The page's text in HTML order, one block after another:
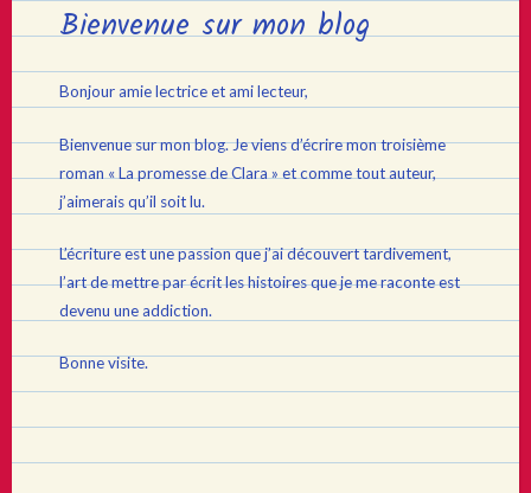
Bienvenue sur mon blog
Bonjour amie lectrice et ami lecteur,
Bienvenue sur mon blog. Je viens d’écrire mon troisième
roman « La promesse de Clara » et comme tout auteur,
j’aimerais qu’il soit lu.
L’écriture est une passion que j’ai découvert tardivement,
l’art de mettre par écrit les histoires que je me raconte est
devenu une addiction.
Bonne visite.